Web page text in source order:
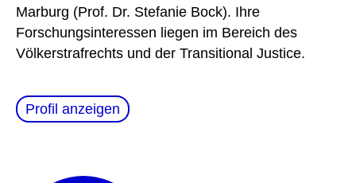
Marburg (Prof. Dr. Stefanie Bock). Ihre
Forschungsinteressen liegen im Bereich des
Völkerstrafrechts und der Transitional Justice.
Profil anzeigen